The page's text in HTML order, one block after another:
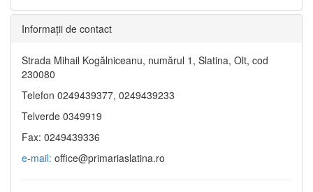
Informaţii de contact
Strada Mihail Kogălniceanu, numărul 1, Slatina, Olt, cod
230080
Telefon 0249439377, 0249439233
Telverde 0349919
Fax: 0249439336
e-mail: office@primariaslatina.ro